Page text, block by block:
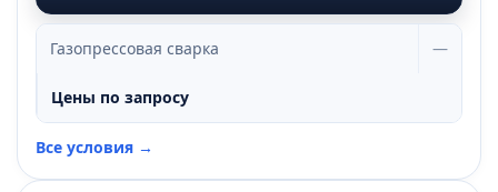
Газопрессовая сварка —
Цены по запросу
Все условия →